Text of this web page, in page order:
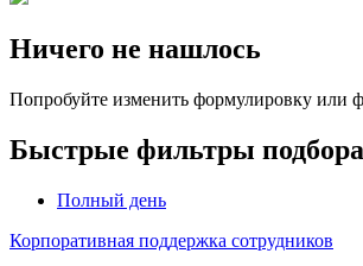
Ничего не нашлось
Попробуйте изменить формулировку или
Быстрые фильтры
Полный день
Корпоративная поддержка сотрудников